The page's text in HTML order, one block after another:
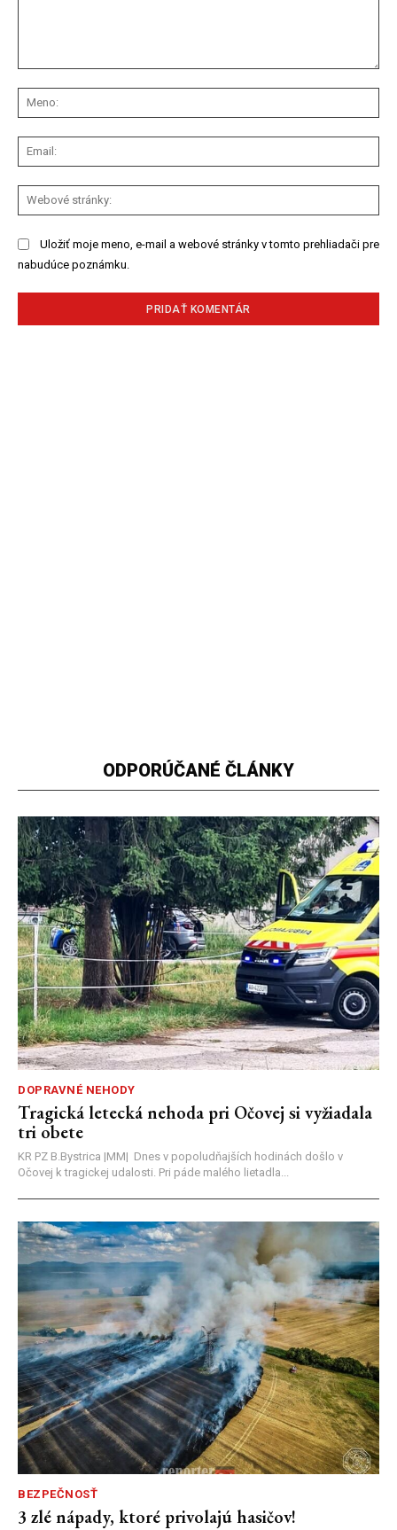
Uložiť moje meno, e-mail a webové stránky v tomto prehliadači pre
nabudúce poznámku.
ODPORÚČANÉ ČLÁNKY
DOPRAVNÉ NEHODY
Tragická letecká nehoda pri Očovej si vyžiadala
tri obete
KR PZ B.Bystrica |MM| Dnes v popoludňajších hodinách došlo v
Očovej k tragickej udalosti. Pri páde malého lietadla...
BEZPEČNOSŤ
3 zlé nápady, ktoré privolajú hasičov!